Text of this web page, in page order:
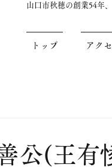
山口市秋穂の創業54年
トップ アク
公(王有